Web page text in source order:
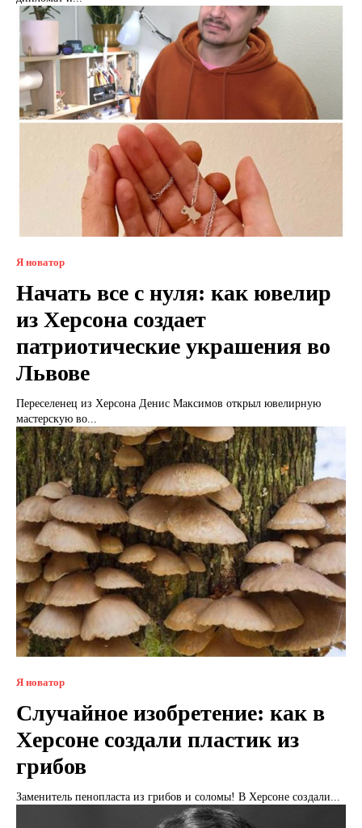
Я новатор
Начать все с нуля: как ювелир
из Херсона создает
патриотические украшения во
Львове
Переселенец из Херсона Денис Максимов открыл ювелирную
мастерскую во...
Я новатор
Случайное изобретение: как в
Херсоне создали пластик из
грибов
Заменитель пенопласта из грибов и соломы! В Херсоне создали...